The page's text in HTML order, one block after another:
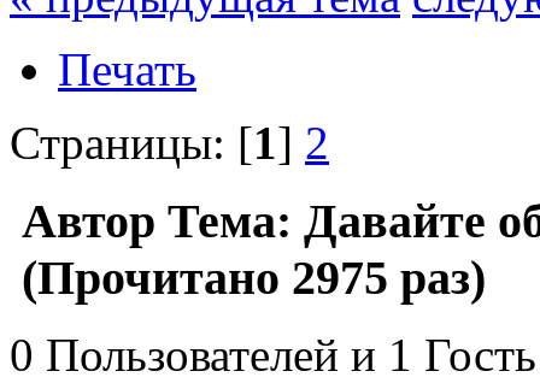
Печать
Страницы: [1] 2
Автор Тема: Давайте
(Прочитано 2975 раз)
0 Пользователей и 1